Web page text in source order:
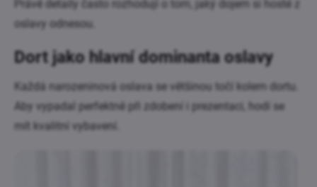
Právě detaily často rozhodují o tom, jaký dojem si hosté z
oslavy odnesou.
Dort jako hlavní dominanta oslavy
Každá narozeninová oslava se většinou točí kolem dortu.
Aby vypadal perfektně při zdobení i prezentaci, hodí se
mít kvalitní vybavení.